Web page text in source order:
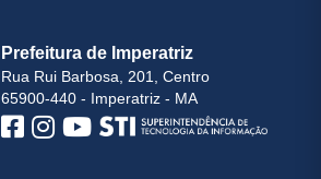
Prefeitura de Imperatriz
Rua Rui Barbosa, 201, Centro
65900-440 - Imperatriz - MA